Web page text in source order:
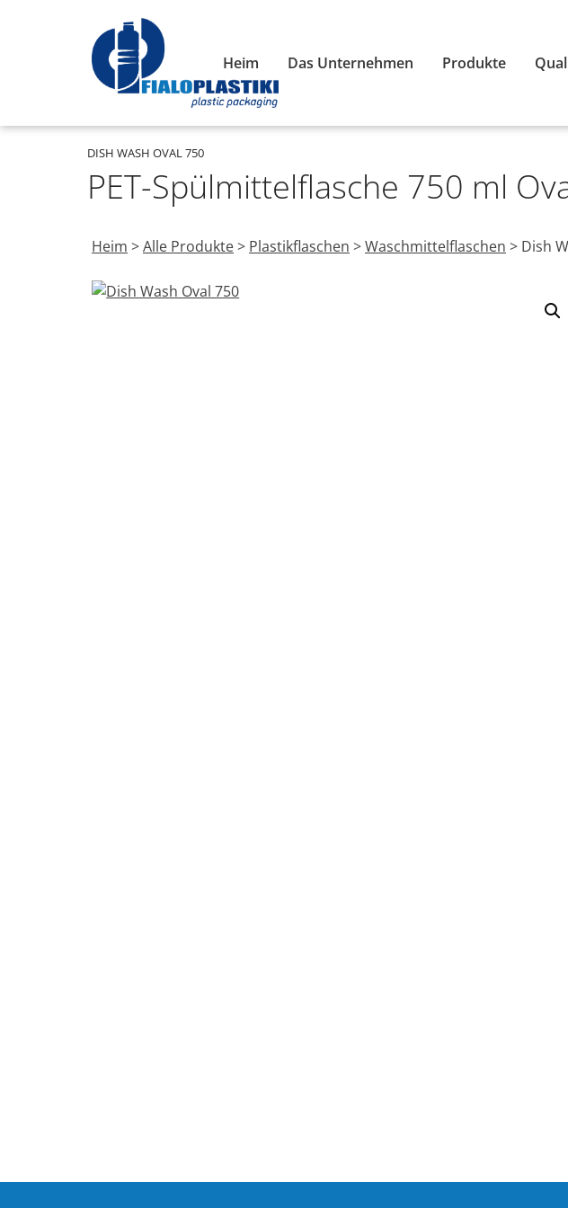
Heim Das Unternehmen Produkte
DISH WASH OVAL 750
PET-Spülmittelflasche 750 ml
Heim >Alle Produkte> Plastikflaschen >Waschmittelflaschen > Dish